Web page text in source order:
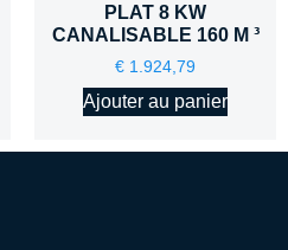
PLAT 8 KW
CANALISABLE 160 M ³
€ 1.924,79
Ajouter au panier